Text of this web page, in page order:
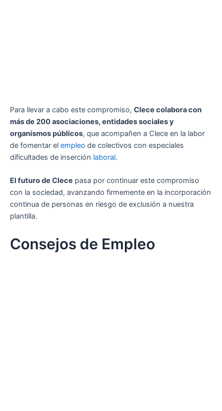
Para llevar a cabo este compromiso, Clece colabora con
más de 200 asociaciones, entidades sociales y
organismos públicos, que acompañen a Clece en la labor
de fomentar el empleo de colectivos con especiales
dificultades de inserción laboral.
El futuro de Clece pasa por continuar este compromiso
con la sociedad, avanzando firmemente en la incorporación
continua de personas en riesgo de exclusión a nuestra
plantilla.
Consejos de Empleo